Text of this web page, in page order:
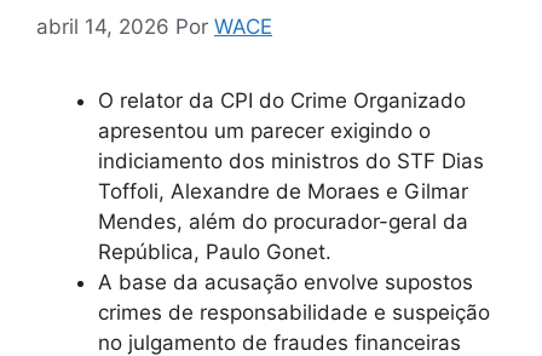
abril 14, 2026 Por WACE
O relator da CPI do Crime Organizado
apresentou um parecer exigindo o
indiciamento dos ministros do STF Dias
Toffoli, Alexandre de Moraes e Gilmar
Mendes, além do procurador-geral da
República, Paulo Gonet.
A base da acusação envolve supostos
crimes de responsabilidade e suspeição
no julgamento de fraudes financeiras